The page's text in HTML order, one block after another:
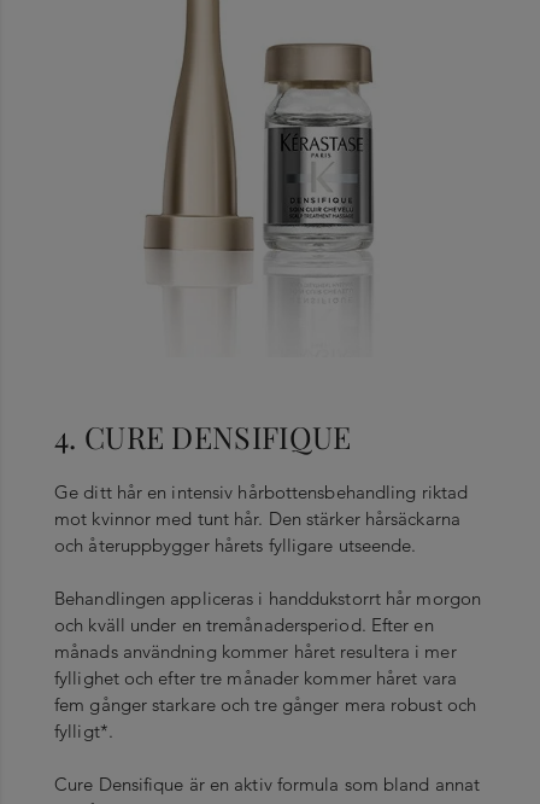
4. CURE DENSIFIQUE
Ge ditt hår en intensiv hårbottensbehandling riktad
mot kvinnor med tunt hår. Den stärker hårsäckarna
och återuppbygger hårets fylligare utseende.
Behandlingen appliceras i handdukstorrt hår morgon
och kväll under en tremånadersperiod. Efter en
månads användning kommer håret resultera i mer
fyllighet och efter tre månader kommer håret vara
fem gånger starkare och tre gånger mera robust och
fylligt*.
Cure Densifique är en aktiv formula som bland annat